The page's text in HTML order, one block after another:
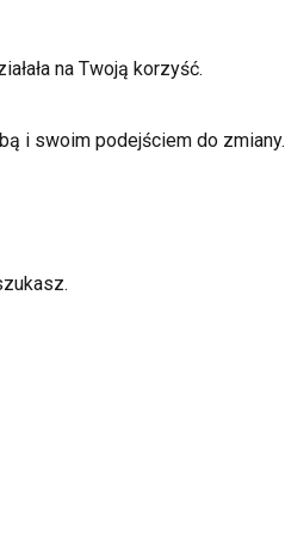
na Twoją korzyść.
i swoim podejściem do zmiany.